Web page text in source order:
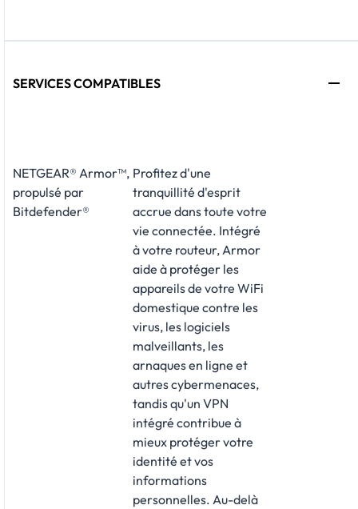
SERVICES COMPATIBLES
NETGEAR® Armor™,
propulsé par
Bitdefender®
Profitez d'une
tranquillité d'esprit
accrue dans toute votre
vie connectée. Intégré
à votre routeur, Armor
aide à protéger les
appareils de votre WiFi
domestique contre les
virus, les logiciels
malveillants, les
arnaques en ligne et
autres cybermenaces,
tandis qu'un VPN
intégré contribue à
mieux protéger votre
identité et vos
informations
personnelles. Au-delà